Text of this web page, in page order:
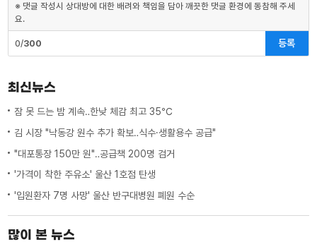
※ 댓글 작성시 상대방에 대한 배려와 책임을 담아 깨끗한 댓글 환경에 동참해 주세
요.
0/300 등록
최신뉴스
잠 못 드는 밤 계속‥한낮 체감 최고 35℃
김 시장 "낙동강 원수 추가 확보‥식수·생활용수 공급"
"대포통장 150만 원"‥공급책 200명 검거
'가격이 착한 주유소' 울산 1호점 탄생
'입원환자 7명 사망' 울산 반구대병원 폐원 수순
많이 본 뉴스